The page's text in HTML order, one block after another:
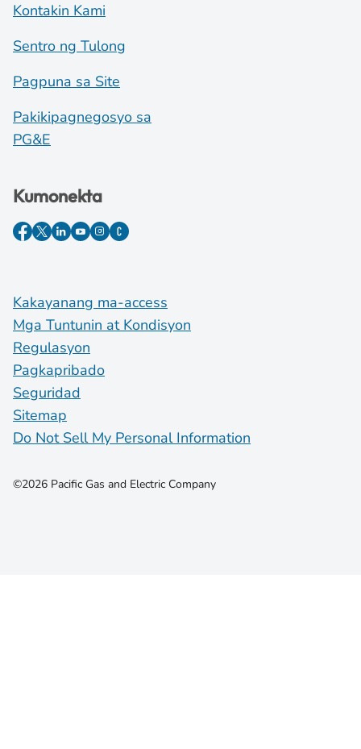
Kontakin Kami
Sentro ng Tulong
Pagpuna sa Site
Pakikipagnegosyo sa
PG&E
Kumonekta
Kakayanang ma-access
Mga Tuntunin at Kondisyon
Regulasyon
Pagkapribado
Seguridad
Sitemap
Do Not Sell My Personal Information
©2026 Pacific Gas and Electric Company